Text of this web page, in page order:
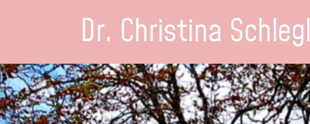
Dr. Christina Schlegl